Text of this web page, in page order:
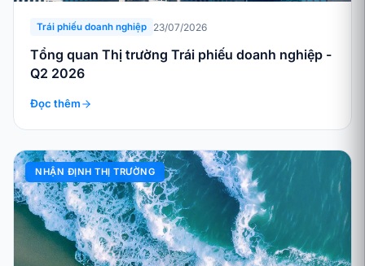
Trái phiếu doanh nghiệp 23/07/2026
Tổng quan Thị trường Trái phiếu doanh nghiệp -
Q2 2026
Đọc thêm
NHẬN ĐỊNH THỊ TRƯỜNG